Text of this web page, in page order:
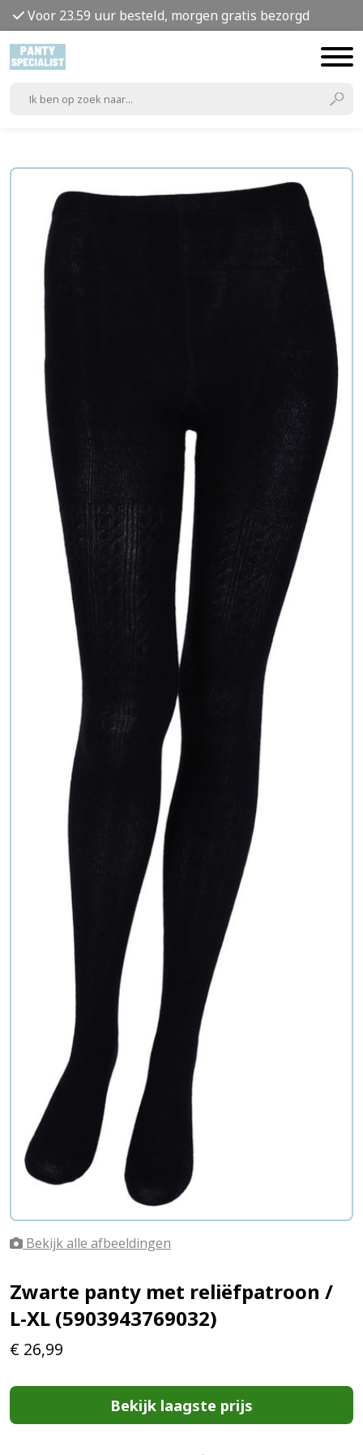
Voor 23.59 uur besteld, morgen gratis bezorgd
Bekijk alle afbeeldingen
Zwarte panty met reliëfpatroon /
L-XL (5903943769032)
€ 26,99
Bekijk laagste prijs